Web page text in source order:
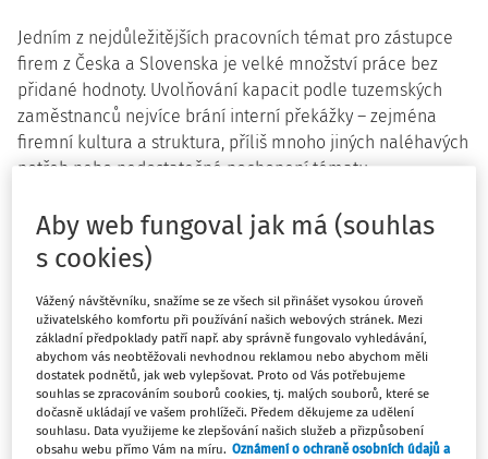
Jedním z nejdůležitějších pracovních témat pro zástupce
firem z Česka a Slovenska je velké množství práce bez
přidané hodnoty. Uvolňování kapacit podle tuzemských
zaměstnanců nejvíce brání interní překážky – zejména
firemní kultura a struktura, příliš mnoho jiných naléhavých
potřeb nebo nedostatečné pochopení tématu.
Téměř 50 % zahraničních respondentů a bezmála 35 %
respondentů z Česka a Slovenska rovněž považuje za
důležité, že firmy mají čím dál vyšší požadavky na juniorní
pracovní trh. “Zatímco dříve mohli mladí nastoupit s
minimem zkušeností nebo dokonce bez nich, dnes nutí
ekonomické tlaky firmy, aby byly agilnější. To vede k
omezení času a kapacit zkušených lidí na rozvoj či
zaučování nových pracovníků. Do celé problematiky navíc
zasahuje AI, která typicky nahrazuje právě úkoly pro juniory.
Aby web fungoval jak má (souhlas
s cookies)
Vážený návštěvníku, snažíme se ze všech sil přinášet vysokou úroveň
uživatelského komfortu při používání našich webových stránek. Mezi
základní předpoklady patří např. aby správně fungovalo vyhledávání,
abychom vás neobtěžovali nevhodnou reklamou nebo abychom měli
dostatek podnětů, jak web vylepšovat. Proto od Vás potřebujeme
souhlas se zpracováním souborů cookies, tj. malých souborů, které se
dočasně ukládají ve vašem prohlížeči. Předem děkujeme za udělení
souhlasu. Data využijeme ke zlepšování našich služeb a přizpůsobení
obsahu webu přímo Vám na míru. Oznámení o ochraně osobních údajů a